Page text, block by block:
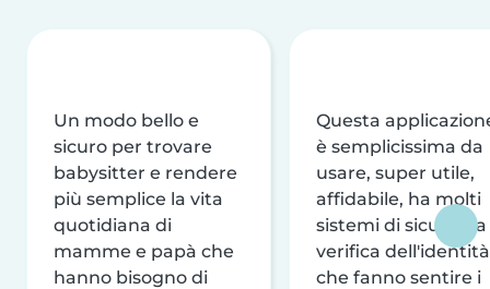
Un modo bello e
sicuro per trovare
babysitter e rendere
più semplice la vita
quotidiana di
mamme e papà che
hanno bisogno di
Questa
è semplicissima da
usare, super utile,
affidabile, ha molti
sistemi di sicurezza
verifica dell'identità
che fanno sentire i